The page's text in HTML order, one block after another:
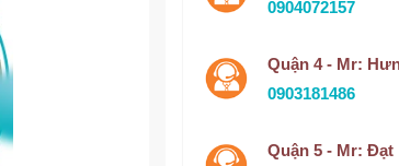
0904072157
Quận 4 - Mr:
0903181486
Quận 5 - Mr: Đạt